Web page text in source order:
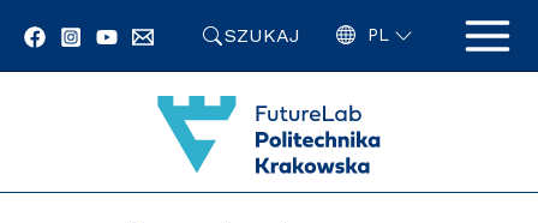
SZUKAJ PL